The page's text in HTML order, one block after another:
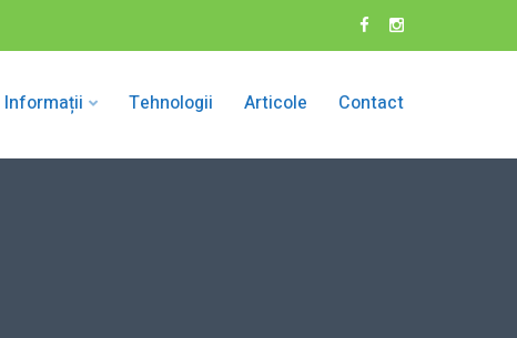
Informații Tehnologii Articole Contact